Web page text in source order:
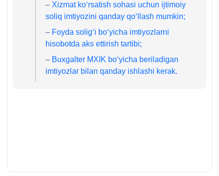
– Xizmat koʻrsatish sohasi uchun ijtimoiy
soliq imtiyozini qanday qoʻllash mumkin;
– Foyda soligʻi boʻyicha imtiyozlarni
hisobotda aks ettirish tartibi;
– Buхgalter MXIK boʻyicha beriladigan
imtiyozlar bilan qanday ishlashi kerak.